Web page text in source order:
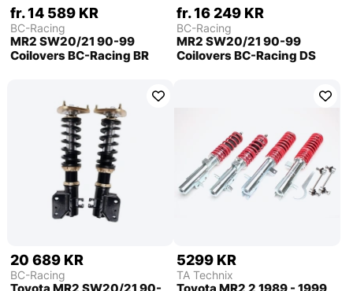
fr. 14 589 KR
BC-Racing
MR2 SW20/21 90-99
Coilovers BC-Racing BR
fr. 16 249 KR
BC-Racing
MR2 SW20/21 90-99
Coilovers BC-Racing DS
20 689 KR
BC-Racing
5299 KR
TA Technix